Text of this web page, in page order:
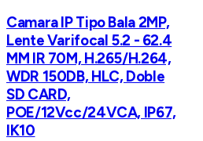
Camara IP Tipo Bala 2MP,
Lente Varifocal 5.2 - 62.4
MM IR 70M, H.265/H.264,
WDR 150DB, HLC, Doble
SD CARD,
POE/12Vcc/24VCA, IP67,
IK10